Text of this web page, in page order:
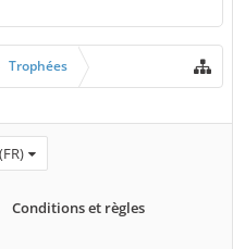
Trophées
Conditions et règles